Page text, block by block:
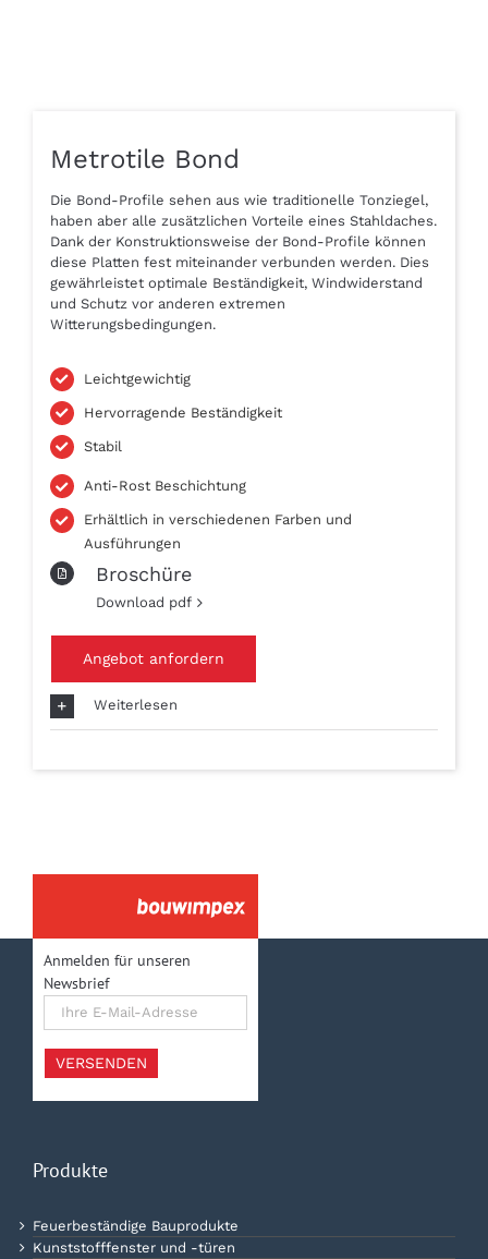
Metrotile Bond
Die Bond-Profile sehen aus wie traditionelle Tonziegel,
haben aber alle zusätzlichen Vorteile eines Stahldaches.
Dank der Konstruktionsweise der Bond-Profile können
diese Platten fest miteinander verbunden werden. Dies
gewährleistet optimale Beständigkeit, Windwiderstand
und Schutz vor anderen extremen
Witterungsbedingungen.
Leichtgewichtig
Hervorragende Beständigkeit
Stabil
Anti-Rost Beschichtung
Erhältlich in verschiedenen Farben und
Ausführungen
Broschüre
Download pdf
Angebot anfordern
Weiterlesen
Anmelden für unseren
Newsbrief
Ihre
Adresse
VERSENDEN
Produkte
Feuerbeständige Bauprodukte
Kunststofffenster und -türen